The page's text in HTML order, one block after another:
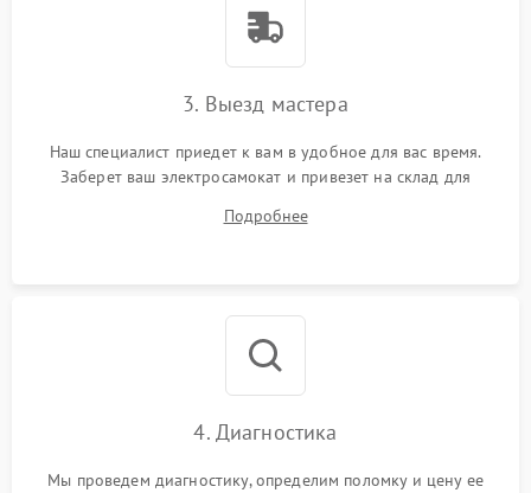
3. Выезд мастера
Наш специалист приедет к вам в удобное для вас время.
Заберет ваш электросамокат и привезет на склад для
Подробнее
4. Диагностика
Мы проведем диагностику, определим поломку и цену ее